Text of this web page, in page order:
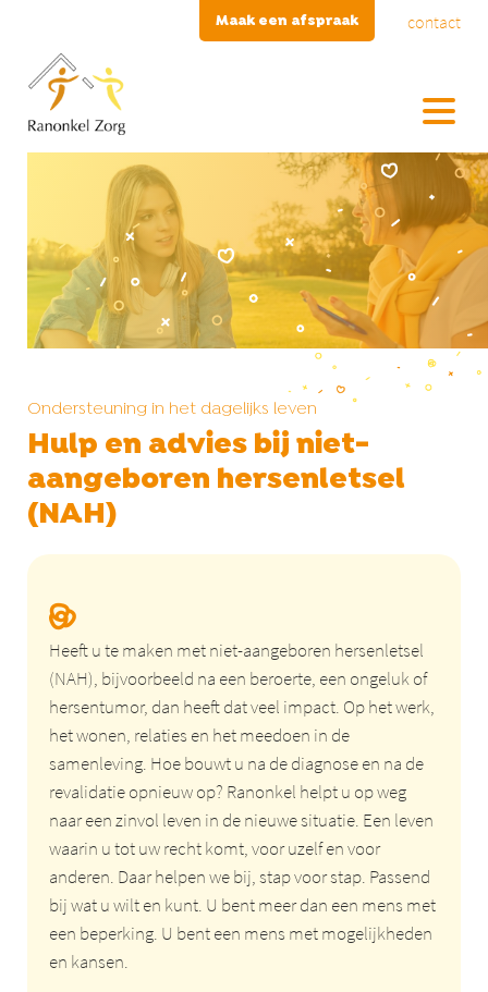
Maak een afspraak contact
Ondersteuning in het dagelijks leven
Hulp en advies bij niet-
aangeboren hersenletsel
(NAH)
Heeft u te maken met niet-aangeboren hersenletsel
(NAH), bijvoorbeeld na een beroerte, een ongeluk of
hersentumor, dan heeft dat veel impact. Op het werk,
het wonen, relaties en het meedoen in de
samenleving. Hoe bouwt u na de diagnose en na de
revalidatie opnieuw op? Ranonkel helpt u op weg
naar een zinvol leven in de nieuwe situatie. Een leven
waarin u tot uw recht komt, voor uzelf en voor
anderen. Daar helpen we bij, stap voor stap. Passend
bij wat u wilt en kunt. U bent meer dan een mens met
een beperking. U bent een mens met mogelijkheden
en kansen.